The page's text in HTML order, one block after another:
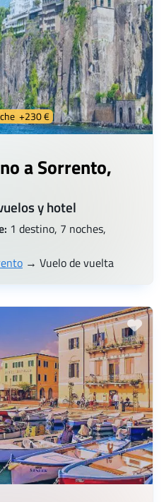
+230 €
a Sorrento,
y hotel
1 destino, 7 noches,
→ Vuelo de vuelta